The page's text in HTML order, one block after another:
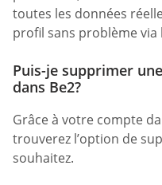
toutes les données
profil sans problème
Puis-je supprimer
dans Be2?
Grâce à votre compte
trouverez l’option de
souhaitez.